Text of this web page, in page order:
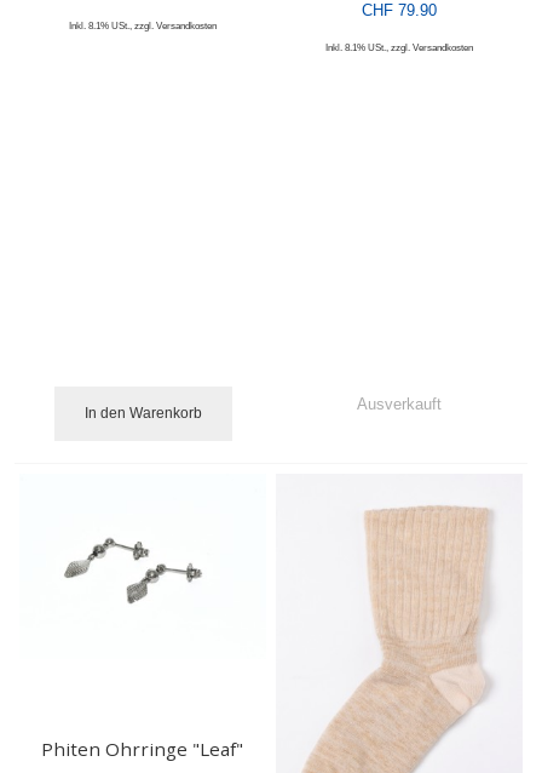
Inkl. 8.1% USt., zzgl. Versandkosten
In den Warenkorb
CHF 79.90
Inkl. 8.1% USt., zzgl. Versandkosten
Ausverkauft
Phiten Ohrringe "Leaf"